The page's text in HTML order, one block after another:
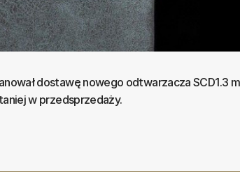
dostawę nowego odtwarzacza SCD1.3
w przedsprzedaży.